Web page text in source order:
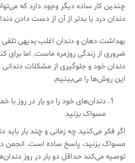
چندین کار ساده دیگر وجود دارد که
دندان درد یا بدتر از آن از دست دادن
بهداشت دهان و دندان اغلب بدیهی
ضروری از زندگی روزمره ماست. اما برای
دندان خود و جلوگیری از مشکلات
این روش‌ها را می‌بینیم.
دندان‌های خود را دو بار در روز با
مسواک بزنید
اگر فکر می‌کنید چه زمانی و چند بار باید
مسواک بزنید، پاسخ ساده است. انجمن
توصیه می‌کند حداقل دو بار در روز